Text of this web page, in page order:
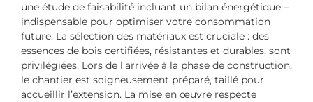
une étude de faisabilité incluant un bilan énergétique –
indispensable pour optimiser votre consommation
future. La sélection des matériaux est cruciale : des
essences de bois certifiées, résistantes et durables, sont
privilégiées. Lors de l’arrivée à la phase de construction,
le chantier est soigneusement préparé, taillé pour
accueillir l’extension. La mise en œuvre respecte